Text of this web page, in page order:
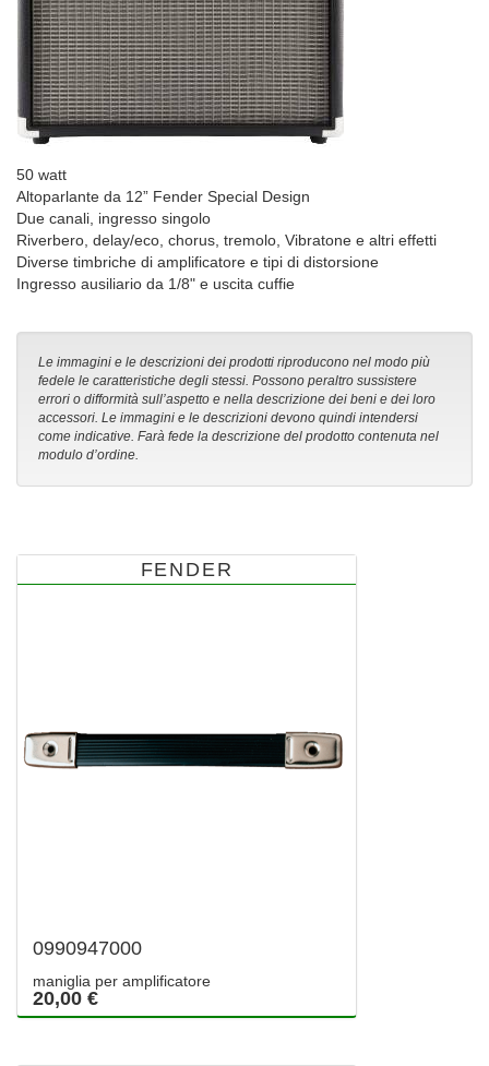
50 watt
Altoparlante da 12” Fender Special Design
Due canali, ingresso singolo
Riverbero, delay/eco, chorus, tremolo, Vibratone e altri effetti
Diverse timbriche di amplificatore e tipi di distorsione
Ingresso ausiliario da 1/8" e uscita cuffie
Le immagini e le descrizioni dei prodotti riproducono nel modo più
fedele le caratteristiche degli stessi. Possono peraltro sussistere
errori o difformità sull’aspetto e nella descrizione dei beni e dei loro
accessori. Le immagini e le descrizioni devono quindi intendersi
come indicative. Farà fede la descrizione del prodotto contenuta nel
modulo d’ordine.
FENDER
0990947000
maniglia per amplificatore
20,00 €